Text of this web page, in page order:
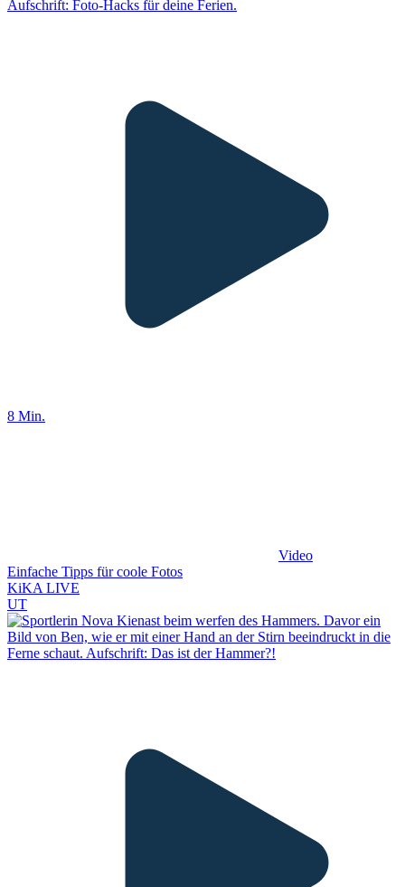
8 Min.
Video
Einfache Tipps für coole Fotos
KiKA LIVE
UT